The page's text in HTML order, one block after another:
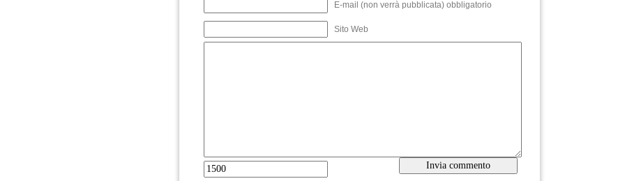
E-mail (non verrà pubblicata) obbligatorio
Sito Web